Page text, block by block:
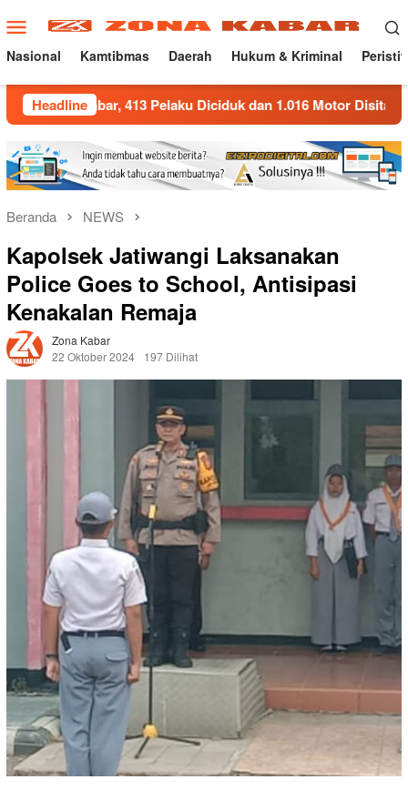
ke
konten
Menu
Mobile
Nasional Kamtibmas Daerah Hukum & Kriminal
Headline
413 Pelaku Diciduk dan 1.016 Motor Disita Polda
Beranda NEWS
Kapolsek Jatiwangi Laksanakan
Police Goes to School, Antisipasi
Kenakalan Remaja
Zona Kabar
22 Oktober 2024
197 Dilihat